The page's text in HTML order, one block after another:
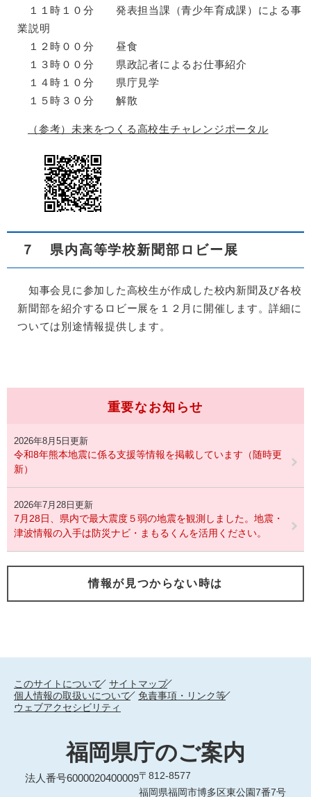
１１時１０分 発表担当課（青少年育成課）による事
業説明
１２時００分 昼食
１３時００分 県政記者によるお仕事紹介
１４時１０分 県庁見学
１５時３０分 解散
（参考） 未来をつくる高校生チャレンジポータル
７ 県内高等学校新聞部ロビー展
知事会見に参加した高校生が作成した校内新聞及び各校
新聞部を紹介するロビー展を１２月に開催します。詳細に
ついては別途情報提供します。
重要なお知らせ
2026年8月5日更新
令和8年熊本地震に係る支援等情報を掲載しています（随時更
新）
2026年7月28日更新
7月28日、県内で最大震度５弱の地震を観測しました。地震・
津波情報の入手は防災ナビ・まもるくんを活用ください。
情報が見つからない時は
このサイトについて
サイトマップ
個人情報の取扱いについて
免責事項・リンク等
ウェブアクセシビリティ
福岡県庁のご案内
法人番号6000020400009〒812-8577
福岡県福岡市博多区東公園7番7号